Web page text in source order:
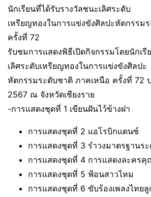
นักเรียนที่ได้รับรางวัลชนะเลิศระดับ
เหรียญทองในการแข่งขังศิลปะหัตกรรม
ครั้งที่ 72
รับชมการแสดงพิธีเปิดกิจกรรมโดยนักเรี
เลิศระดับเหรียญทองในการแข่งขังศิลปะ
หัตกรรมระดับชาติ ภาคเหนือ ครั้งที่ 72
2567 ณ จังหวัดเชียงราย
-การแสดงชุดที่ 1 เขียนฝันไว้ข้างฝา
การแสดงชุดที่ 2 แอโรบิกแดนซ์
การแสดงชุดที่ 3 รำวงมาตรฐานร
การแสดงชุดที่ 4 การแสดงละครคุ
การแสดงชุดที่ 5 ฟ้อนสาวไหม
การแสดงชุดที่ 6 ขับร้องเพลงไทย